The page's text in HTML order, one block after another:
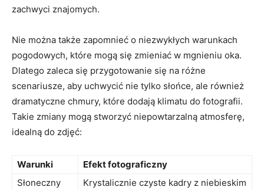
zachwyci znajomych.
Nie można także zapomnieć‌ o niezwykłych warunkach
pogodowych, które⁢ mogą się zmieniać w ⁤mgnieniu oka.
Dlatego zaleca się przygotowanie się na różne
scenariusze, aby uchwycić ⁣nie tylko słońce, ale również
dramatyczne chmury,‌ które dodają klimatu do fotografii.
Takie zmiany mogą stworzyć niepowtarzalną atmosferę,
idealną do zdjęć:
Warunki
Efekt fotograficzny
Słoneczny
Krystalicznie czyste ​kadry⁣ z niebieskim